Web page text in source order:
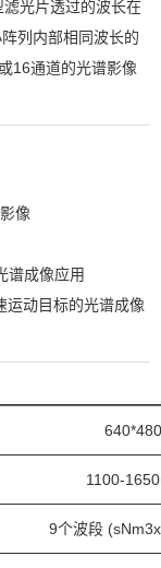
光片透过的波长在
列内部相同波长的
16通道的光谱影像
像
谱成像应用
运动目标的光谱成像
640*480
1100-
9个波段